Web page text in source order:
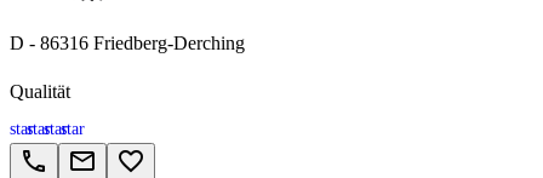
D - 86316 Friedberg-Derching
Qualität
starstarstarstar
call email favorite_border